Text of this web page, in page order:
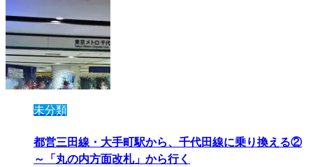
未分類
都営三田線・大手町駅から、千代田線に乗り換える②
～「丸の内方面改札」から行く